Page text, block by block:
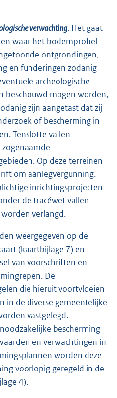
verwachting. Het gaat
waar het bodemprofiel
ontgrondingen,
en funderingen zodanig
archeologische
beschouwd mogen worden,
zijn aangetast dat zij
of bescherming in
Tenslotte vallen
Op deze terreinen
om aanlegvergunning.
inrichtingsprojecten
de tracéwet vallen
verlangd.
weergegeven op de
(kaartbijlage 7) en
van voorschriften en
De
die hieruit voortvloeien
in de diverse gemeentelijke
vastgelegd.
bescherming
en verwachtingen in
worden deze
voorlopig geregeld in de
4).